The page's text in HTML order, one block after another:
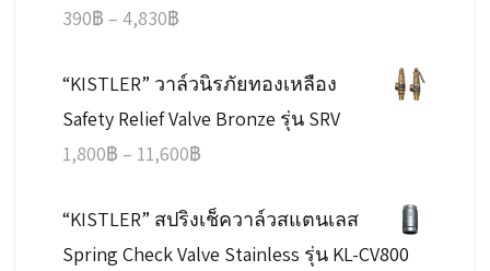
390฿ – 4,830฿Price
390฿
through
4,830฿
“KISTLER” วาล์วนิรภัยทองเหลือง
Safety Relief Valve Bronze รุ่น SRV
1,800฿ – 11,600฿Price
1,800฿
through
“KISTLER” สปริงเช็ควาล์วสแตนเลส
Spring Check Valve Stainless รุ่น KL-CV800